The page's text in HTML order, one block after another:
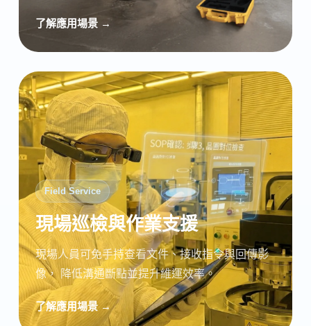
了解應用場景 →
Field Service
現場巡檢與作業支援
現場人員可免手持查看文件、接收指令與回傳影
像， 降低溝通斷點並提升維運效率。
了解應用場景 →